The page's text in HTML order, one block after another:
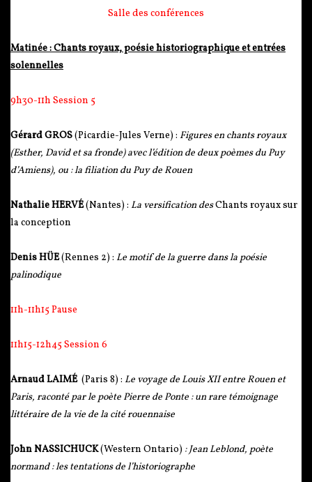
Salle des conférences
Matinée : Chants royaux, poésie historiographique et entrées
solennelles
9h30-11h Session 5
Gérard GROS(Picardie-Jules Verne) : Figures en chants royaux
(Esther, David et sa fronde) avec l’édition de deux poèmes du Puy
d’Amiens), ou : la filiation du Puy de Rouen
Nathalie HERVÉ(Nantes) : La versification desChants royaux sur
la conception
Denis HÜE(Rennes 2) : Le motif de la guerre dans la poésie
palinodique
11h-11h15 Pause
11h15-12h45 Session 6
Arnaud LAIMÉ(Paris 8) : Le voyage de Louis XII entre Rouen et
Paris, raconté par le poète Pierre de Ponte : un rare témoignage
littéraire de la vie de la cité rouennaise
John NASSICHUCK(Western Ontario) :Jean Leblond, poète
normand : les tentations de l’historiographe